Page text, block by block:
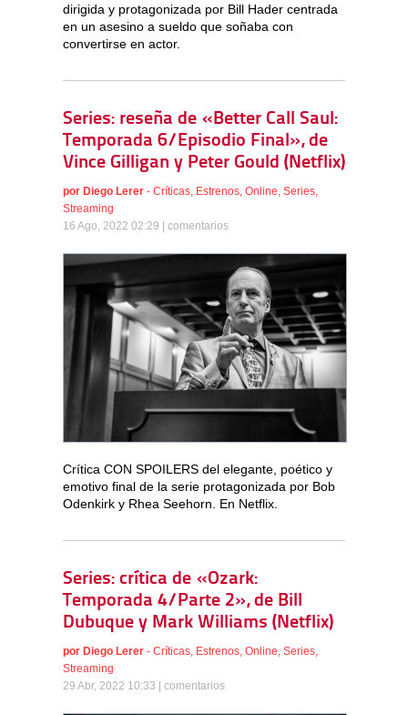
dirigida y protagonizada por Bill Hader centrada
en un asesino a sueldo que soñaba con
convertirse en actor.
Series: reseña de «Better Call Saul:
Temporada 6/Episodio Final», de
Vince Gilligan y Peter Gould (Netflix)
por Diego Lerer - Críticas Estrenos Online Series
Streaming
16 Ago, 2022 02:29 | comentarios
Crítica CON SPOILERS del elegante, poético y
emotivo final de la serie protagonizada por Bob
Odenkirk y Rhea Seehorn. En Netflix.
Series: crítica de «Ozark:
Temporada 4/Parte 2», de Bill
Dubuque y Mark Williams (Netflix)
por Diego Lerer - Críticas, Estrenos, Online, Series,
Streaming
29 Abr, 2022 10:33 | comentarios